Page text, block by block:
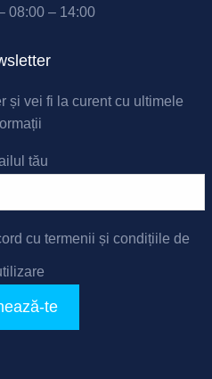
08:00 – 14:00
și vei fi la curent cu ultimele
tău
cu termenii și condițiile de